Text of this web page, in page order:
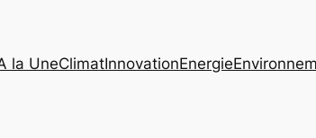
la UneClimatInnovationEnergie